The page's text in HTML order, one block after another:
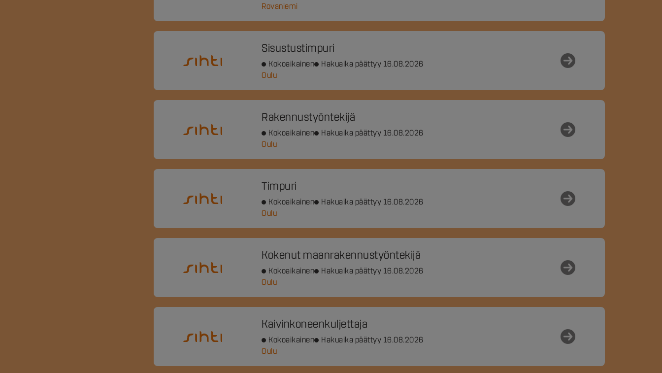
Rovaniemi
Sisustustimpuri
Kokoaikainen
Hakuaika päättyy 16.08.2026
Oulu
Rakennustyöntekijä
Kokoaikainen
Hakuaika päättyy 16.08.2026
Oulu
Timpuri
Kokoaikainen
Hakuaika päättyy 16.08.2026
Oulu
Kokenut maanrakennustyöntekijä
Kokoaikainen
Hakuaika päättyy 16.08.2026
Oulu
Kaivinkoneenkuljettaja
Kokoaikainen
Hakuaika päättyy 16.08.2026
Oulu